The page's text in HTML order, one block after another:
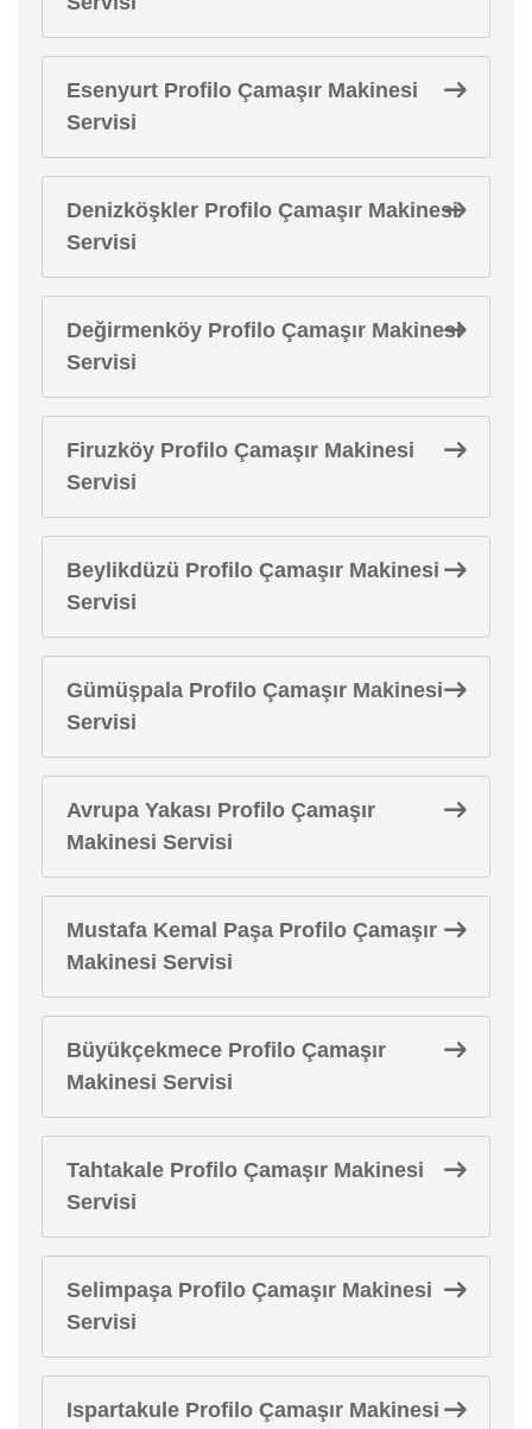
Esenyurt Profilo Çamaşır Makinesi
Servisi
Denizköşkler Profilo Çamaşır Makinesi
Servisi
Değirmenköy Profilo Çamaşır Makinesi
Servisi
Firuzköy Profilo Çamaşır Makinesi
Servisi
Beylikdüzü Profilo Çamaşır Makinesi
Servisi
Gümüşpala Profilo Çamaşır Makinesi
Servisi
Avrupa Yakası Profilo Çamaşır
Makinesi Servisi
Mustafa Kemal Paşa Profilo Çamaşır
Makinesi Servisi
Büyükçekmece Profilo Çamaşır
Makinesi Servisi
Tahtakale Profilo Çamaşır Makinesi
Servisi
Selimpaşa Profilo Çamaşır Makinesi
Servisi
Ispartakule Profilo Çamaşır Makinesi